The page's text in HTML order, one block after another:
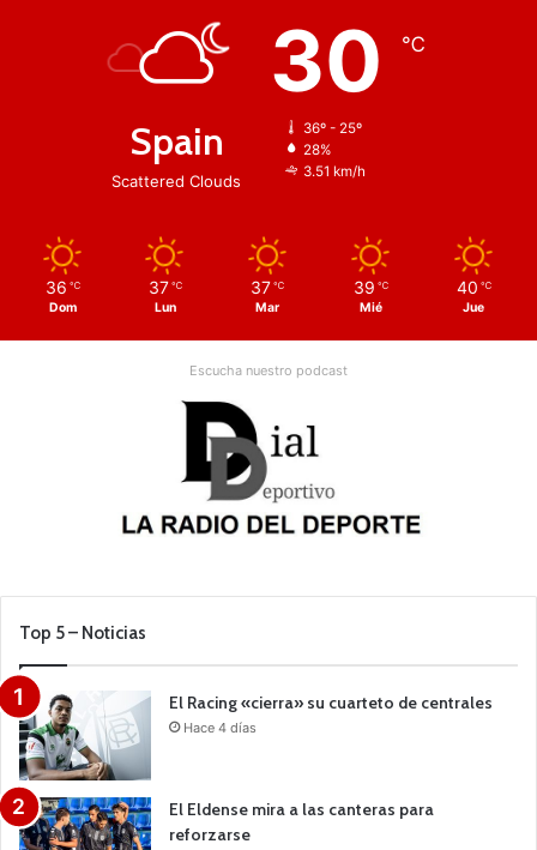
Spain
Scattered Clouds
30 ℃
36º - 25º
28%
3.51 km/h
36 ℃
Dom
37 ℃
Lun
37 ℃
Mar
39 ℃
Mié
40 ℃
Jue
Escucha nuestro podcast
Top 5 – Noticias
El Racing «cierra» su cuarteto de centrales
Hace 4 días
El Eldense mira a las canteras para
reforzarse